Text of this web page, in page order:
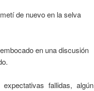
de nuevo en la selva
en una discusión
fallidas, algún